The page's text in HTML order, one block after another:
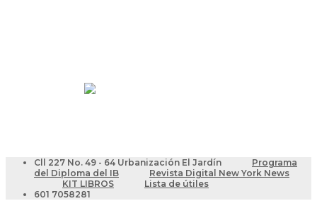
Cll 227 No. 49 - 64 Urbanización El Jardín
Programa
del Diploma del IB
Revista Digital New York News
KIT LIBROS
Lista de útiles
601 7058281